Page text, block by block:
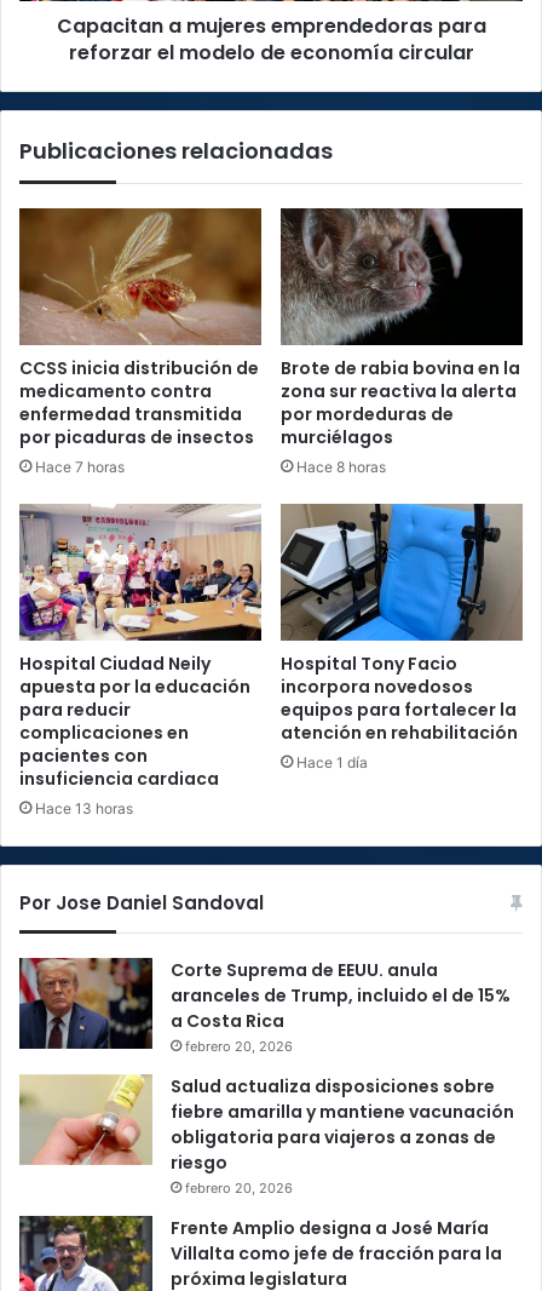
economía
circular
Capacitan a mujeres emprendedoras para
reforzar el modelo de economía circular
Publicaciones relacionadas
CCSS inicia distribución de
medicamento contra
enfermedad transmitida
por picaduras de insectos
Hace 7 horas
Brote de rabia bovina en la
zona sur reactiva la alerta
por mordeduras de
murciélagos
Hace 8 horas
Hospital Ciudad Neily
apuesta por la educación
para reducir
complicaciones en
pacientes con
insuficiencia cardiaca
Hace 13 horas
Hospital Tony Facio
incorpora novedosos
equipos para fortalecer la
atención en rehabilitación
Hace 1 día
Por Jose Daniel Sandoval
Corte Suprema de EEUU. anula
aranceles de Trump, incluido el de 15%
a Costa Rica
febrero 20, 2026
Salud actualiza disposiciones sobre
fiebre amarilla y mantiene vacunación
obligatoria para viajeros a zonas de
riesgo
febrero 20, 2026
Frente Amplio designa a José María
Villalta como jefe de fracción para la
próxima legislatura